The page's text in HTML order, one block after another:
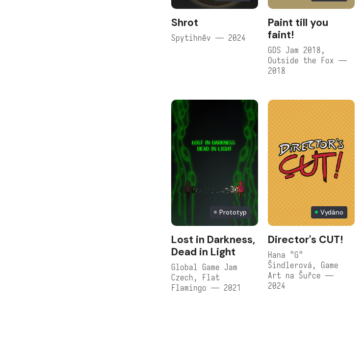
Shrot
Spytihněv — 2024
Paint till you
faint!
GDS Jam 2018,
Outside the Fox —
2018
Prototyp
Lost in Darkness,
Dead in Light
Global Game Jam
Czech, Flat
Flamingo — 2021
Vydáno
Director's CUT!
Hana "G"
Šindlerová, Game
Art na Šuřce —
2024